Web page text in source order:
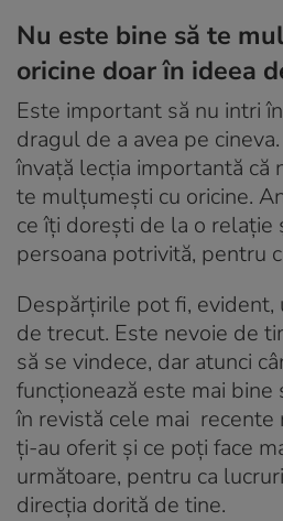
Nu este bine să te
oricine doar în ideea
Este important să nu intri
dragul de a avea pe
învață lecția importantă că
te mulțumești cu oricine.
ce îți dorești de la o relație
persoana potrivită, pentru
Despărțirile pot fi,
de trecut. Este nevoie de
să se vindece, dar atunci
funcționează este mai bine
în revistă cele mai recente
ți-au oferit și ce poți face
următoare, pentru ca
direcția dorită de tine.